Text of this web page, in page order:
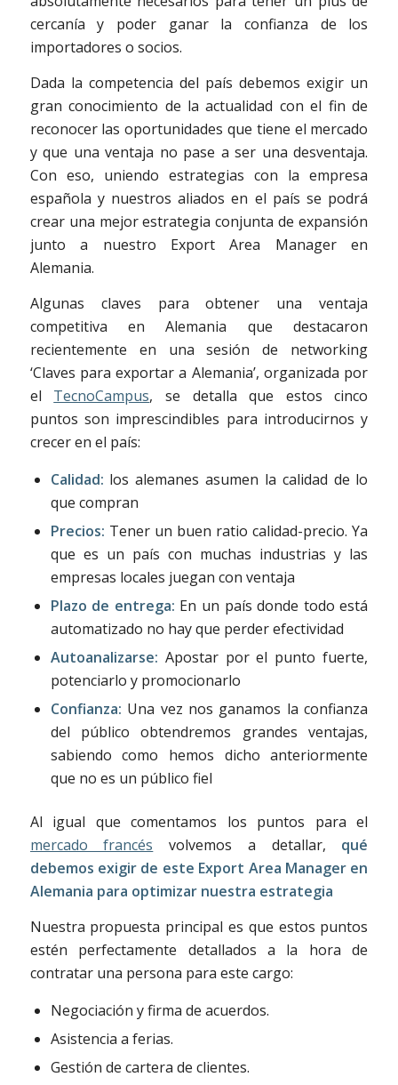
cercanía y poder ganar la confianza de los
importadores o socios.
Dada la competencia del país debemos exigir un
gran conocimiento de la actualidad con el fin de
reconocer las oportunidades que tiene el mercado
y que una ventaja no pase a ser una desventaja.
Con eso, uniendo estrategias con la empresa
española y nuestros aliados en el país se podrá
crear una mejor estrategia conjunta de expansión
junto a nuestro Export Area Manager en
Alemania.
Algunas claves para obtener una ventaja
competitiva en Alemania que destacaron
recientemente en una sesión de networking
‘Claves para exportar a Alemania’, organizada por
el TecnoCampus, se detalla que estos cinco
puntos son imprescindibles para introducirnos y
crecer en el país:
Calidad: los alemanes asumen la calidad de lo
que compran
Precios: Tener un buen ratio calidad-precio. Ya
que es un país con muchas industrias y las
empresas locales juegan con ventaja
Plazo de entrega: En un país donde todo está
automatizado no hay que perder efectividad
Autoanalizarse: Apostar por el punto fuerte,
potenciarlo y promocionarlo
Confianza: Una vez nos ganamos la confianza
del público obtendremos grandes ventajas,
sabiendo como hemos dicho anteriormente
que no es un público fiel
Al igual que comentamos los puntos para el
mercado francés volvemos a detallar, qué
debemos exigir de este Export Area Manager en
Alemania para optimizar nuestra estrategia
Nuestra propuesta principal es que estos puntos
estén perfectamente detallados a la hora de
contratar una persona para este cargo:
Negociación y firma de acuerdos.
Asistencia a ferias.
Gestión de cartera de clientes.